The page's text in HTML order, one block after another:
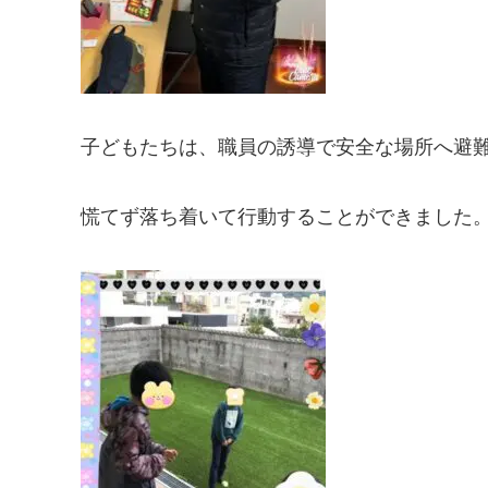
子どもたちは、職員の誘導で安全な場所へ避
慌てず落ち着いて行動することができました。